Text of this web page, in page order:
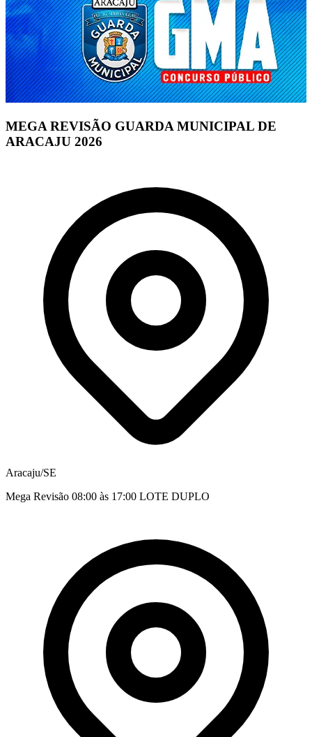
MEGA REVISÃO GUARDA MUNICIPAL DE
ARACAJU 2026
Aracaju/SE
Mega Revisão 08:00 às 17:00 LOTE DUPLO